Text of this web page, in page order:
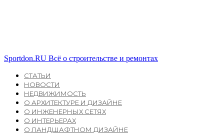
Sportdon.RU Всё о строительстве и ремонтах
СТАТЬИ
НОВОСТИ
НЕДВИЖИМОСТЬ
О АРХИТЕКТУРЕ И ДИЗАЙНЕ
О ИНЖЕНЕРНЫХ СЕТЯХ
О ИНТЕРЬЕРАХ
О ЛАНДШАФТНОМ ДИЗАЙНЕ